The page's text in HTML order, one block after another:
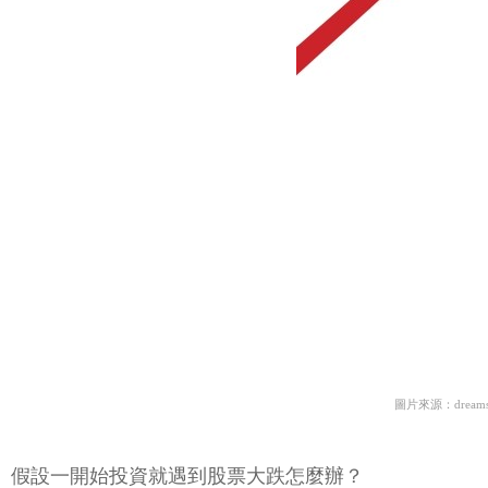
圖片來源：
假設一開始投資就遇到股票大跌怎麼辦？